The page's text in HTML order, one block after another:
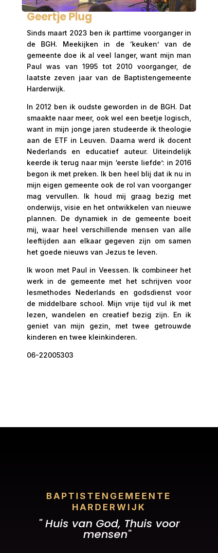
Geertje Plug
Sinds maart 2023 ben ik parttime voorganger in
de BGH. Meekijken in de ‘keuken’ van de
gemeente doe ik al veel langer, want mijn man
Paul was van 1995 tot 2010 voorganger, de
laatste zeven jaar van de Baptistengemeente
Harderwijk.
In 2012 ben ik oudste geworden in de BGH. Dat
smaakte naar meer, ook wel een beetje logisch,
want in mijn jonge jaren studeerde ik theologie
aan de ETF in Leuven. Daarna werd ik docent
Nederlands en educatief auteur. Uiteindelijk
keerde ik terug naar mijn ‘eerste liefde’: in 2016
begon ik met preken. Ik ben heel blij dat ik nu in
mijn eigen gemeente ook de rol van voorganger
mag vervullen. Ik houd mij graag bezig met
onderwijs, visie en het ontwikkelen van nieuwe
plannen. De dynamiek in de gemeente boeit
mij, waar heel verschillende mensen van alle
leeftijden aan elkaar gegeven zijn om samen
het goede nieuws van Jezus te leven.
Ik woon met Paul in Veessen. Ik combineer het
werk in de gemeente met het schrijven voor
lesmethodes Nederlands en godsdienst voor
de middelbare school. Mijn vrije tijd vul ik met
lezen, wandelen en creatief bezig zijn. En ik
geniet van mijn gezin, met twee getrouwde
kinderen en twee kleinkinderen.
06-22005303
BAPTISTENGEMEENTE
HARDERWIJK
" Huis van God, Thuis voor
mensen"